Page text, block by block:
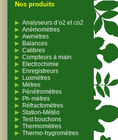
Nos produits
Analyseurs d’o2 et co2
Anémomètres
Awmètres
Balances
Calibres
Compteurs à main
Electrochimie
Enregistreurs
Luxmètres
Mètres
Pénétromètres
Ph-mètres
Réfractomètres
Station-Météo
Test bouchons
Thermomètres
Thermo-hygromètres